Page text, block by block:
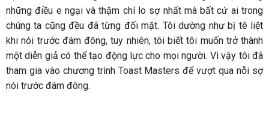
những điều e ngại và thậm chí lo sợ nhất mà bất cứ ai trong
chúng ta cũng đều đã từng đối mặt. Tôi dường như bị tê liệt
khi nói trước đám đông, tuy nhiên, tôi biết tôi muốn trở thành
một diễn giả có thể tạo động lực cho mọi người. Vì vậy tôi đã
tham gia vào chương trình Toast Masters để vượt qua nỗi sợ
nói trước đám đông.